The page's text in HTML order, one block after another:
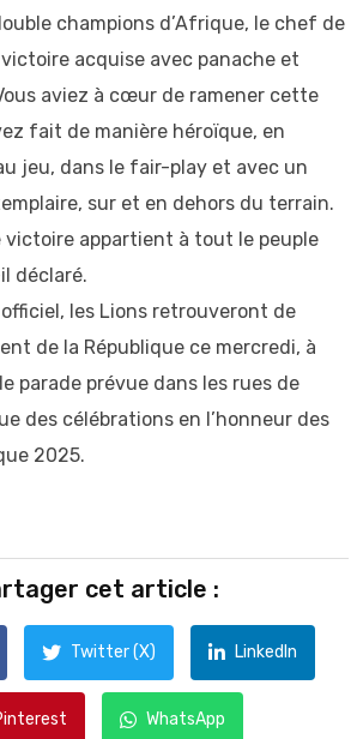
champions d’Afrique, le chef de
victoire acquise avec panache et
aviez à cœur de ramener cette
fait de manière héroïque, en
jeu, dans le fair-play et avec un
sur et en dehors du terrain.
appartient à tout le peuple
déclaré.
les Lions retrouveront de
de la République ce mercredi, à
parade prévue dans les rues de
des célébrations en l’honneur des
2025.
cet article :
Twitter (X) LinkedIn
WhatsApp